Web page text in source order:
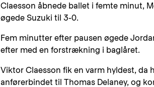
Claesson åbnede ballet i femte minut,
øgede Suzuki til 3-0.
Fem minutter efter pausen øgede
efter med en forstrækning i baglåret.
Viktor Claesson fik en varm hyldest,
anførerbindet til Thomas Delaney, og